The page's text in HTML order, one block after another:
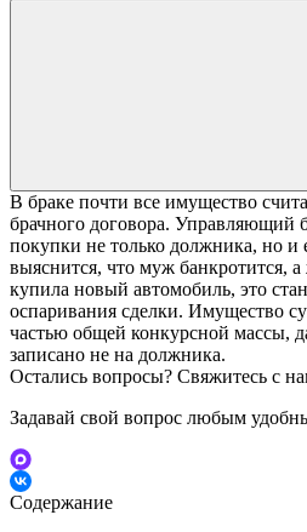
В браке почти все имущество
брачного договора. Управляющий
покупки не только должника, но
выяснится, что муж банкротится,
купила новый автомобиль, это
оспаривания сделки. Имущество
частью общей конкурсной массы,
записано не на должника.
Остались вопросы? Свяжитесь с
Задавай свой вопрос любым
Содержание